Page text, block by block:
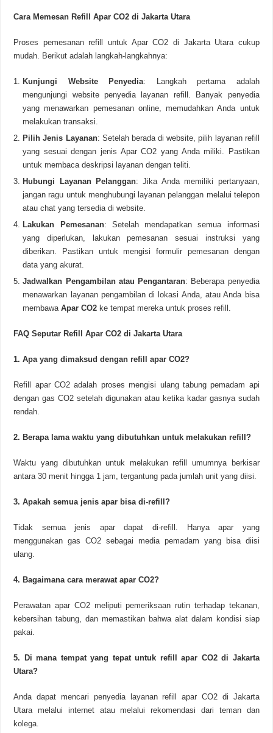
Cara Memesan Refill Apar CO2 di Jakarta Utara
Proses pemesanan refill untuk Apar CO2 di Jakarta Utara cukup
mudah. Berikut adalah langkah-langkahnya:
Kunjungi Website Penyedia: Langkah pertama adalah
mengunjungi website penyedia layanan refill. Banyak penyedia
yang menawarkan pemesanan online, memudahkan Anda untuk
melakukan transaksi.
Pilih Jenis Layanan: Setelah berada di website, pilih layanan refill
yang sesuai dengan jenis Apar CO2 yang Anda miliki. Pastikan
untuk membaca deskripsi layanan dengan teliti.
Hubungi Layanan Pelanggan: Jika Anda memiliki pertanyaan,
jangan ragu untuk menghubungi layanan pelanggan melalui telepon
atau chat yang tersedia di website.
Lakukan Pemesanan: Setelah mendapatkan semua informasi
yang diperlukan, lakukan pemesanan sesuai instruksi yang
diberikan. Pastikan untuk mengisi formulir pemesanan dengan
data yang akurat.
Jadwalkan Pengambilan atau Pengantaran: Beberapa penyedia
menawarkan layanan pengambilan di lokasi Anda, atau Anda bisa
membawaApar CO2 ke tempat mereka untuk proses refill.
FAQ Seputar Refill Apar CO2 di Jakarta Utara
1. Apa yang dimaksud dengan refill apar CO2?
Refill apar CO2 adalah proses mengisi ulang tabung pemadam api
dengan gas CO2 setelah digunakan atau ketika kadar gasnya sudah
rendah.
2. Berapa lama waktu yang dibutuhkan untuk melakukan refill?
Waktu yang dibutuhkan untuk melakukan refill umumnya berkisar
antara 30 menit hingga 1 jam, tergantung pada jumlah unit yang diisi.
3. Apakah semua jenis apar bisa di-refill?
Tidak semua jenis apar dapat di-refill. Hanya apar yang
menggunakan gas CO2 sebagai media pemadam yang bisa diisi
ulang.
4. Bagaimana cara merawat apar CO2?
Perawatan apar CO2 meliputi pemeriksaan rutin terhadap tekanan,
kebersihan tabung, dan memastikan bahwa alat dalam kondisi siap
pakai.
5. Di mana tempat yang tepat untuk refill apar CO2 di Jakarta
Utara?
Anda dapat mencari penyedia layanan refill apar CO2 di Jakarta
Utara melalui internet atau melalui rekomendasi dari teman dan
kolega.